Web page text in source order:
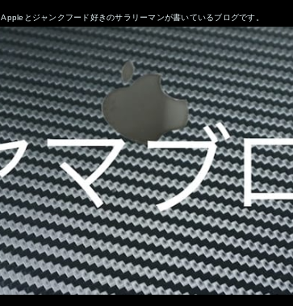
Appleとジャンクフード好きのサラリーマンが書いているブログです。